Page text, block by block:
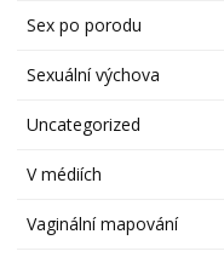
Sex po porodu
Sexuální výchova
Uncategorized
V médiích
Vaginální mapování